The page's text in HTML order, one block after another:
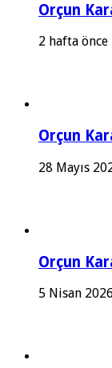
Orçun
2 hafta önce
Orçun
28 Mayıs
Orçun
5 Nisan 2026